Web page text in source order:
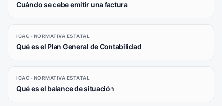
Cuándo se debe emitir una factura
ICAC · NORMATIVA ESTATAL
Qué es el Plan General de Contabilidad
ICAC · NORMATIVA ESTATAL
Qué es el balance de situación